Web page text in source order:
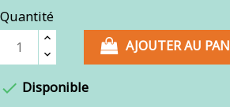
Quantité
AJOUTER AU
 Disponible